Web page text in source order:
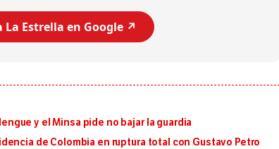
La Estrella en Google ↗️
y el Minsa pide no bajar la guardia
de Colombia en ruptura total con Gustavo Petro